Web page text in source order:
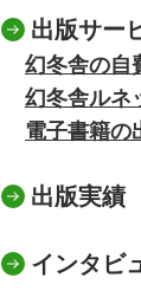
出版サー
幻冬舎の自
幻冬舎ルネ
電子書籍の
出版実績
インタビ